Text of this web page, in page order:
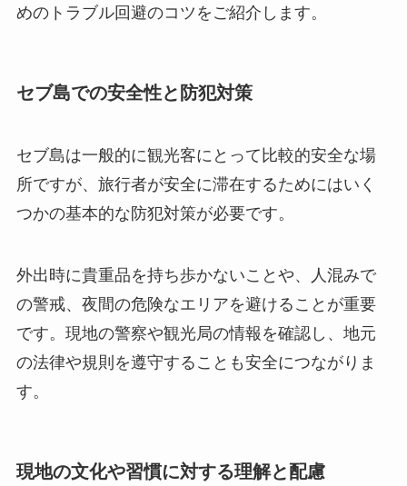
めのトラブル回避のコツをご紹介します。
セブ島での安全性と防犯対策
セブ島は一般的に観光客にとって比較的安全な場
所ですが、旅行者が安全に滞在するためにはいく
つかの基本的な防犯対策が必要です。
外出時に貴重品を持ち歩かないことや、人混みで
の警戒、夜間の危険なエリアを避けることが重要
です。現地の警察や観光局の情報を確認し、地元
の法律や規則を遵守することも安全につながりま
す。
現地の文化や習慣に対する理解と配慮